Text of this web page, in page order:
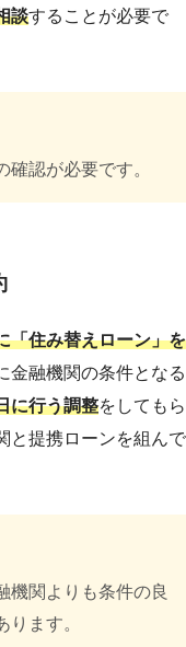
談することが必要で
認が必要です。
「住み替えローン」を
金融機関の条件となる
に行う調整をしてもら
と提携ローンを組んで
機関よりも条件の良
ます。